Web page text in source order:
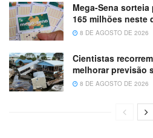
Mega-Sena
165 milhões neste
8 DE AGOSTO DE 2026
Cientistas
melhorar previsão
8 DE AGOSTO DE 2026